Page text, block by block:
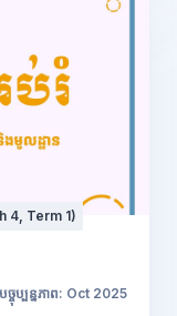
4, Term 1)
បច្ចុប្បន្នភាព: Oct 2025